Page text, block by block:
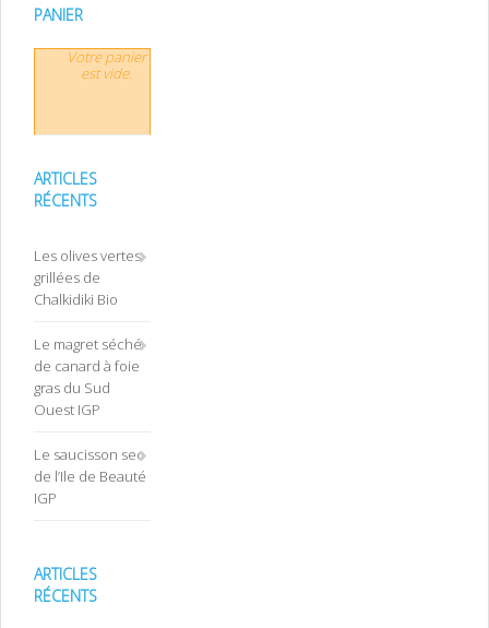
PANIER
Votre panier
est vide.
ARTICLES
RÉCENTS
Les olives vertes
grillées de
Chalkidiki Bio
Le magret séché
de canard à foie
gras du Sud
Ouest IGP
Le saucisson sec
de l’Ile de Beauté
IGP
ARTICLES
RÉCENTS